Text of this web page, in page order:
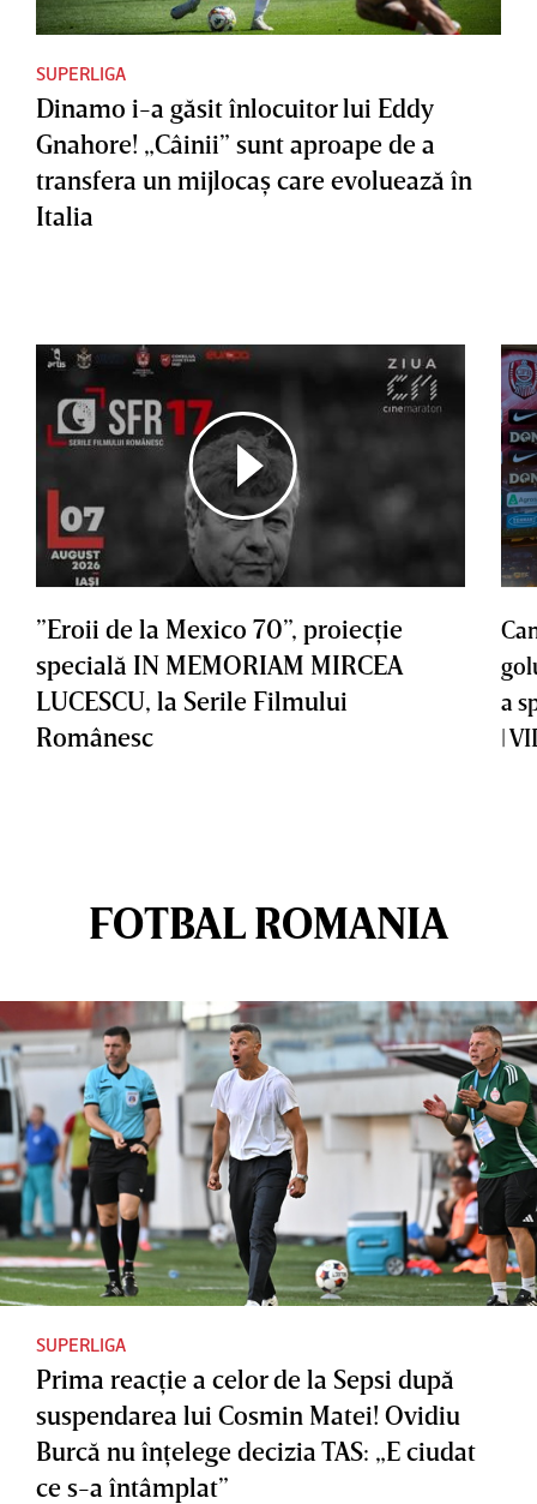
SUPERLIGA
Dinamo i-a găsit înlocuitor lui Eddy
Gnahore! „Câinii” sunt aproape de a
transfera un mijlocaş care evoluează în
Italia
”Eroii de la Mexico 70”, proiecţie
specială IN MEMORIAM MIRCEA
LUCESCU, la Serile Filmului
Românesc
a
|
FOTBAL ROMANIA
SUPERLIGA
Prima reacţie a celor de la Sepsi după
suspendarea lui Cosmin Matei! Ovidiu
Burcă nu înţelege decizia TAS: „E ciudat
ce s-a întâmplat”